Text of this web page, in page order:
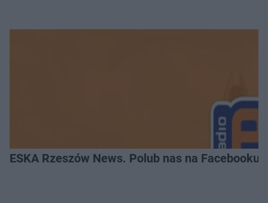
ESKA Rzeszów News. Polub nas na Facebooku!